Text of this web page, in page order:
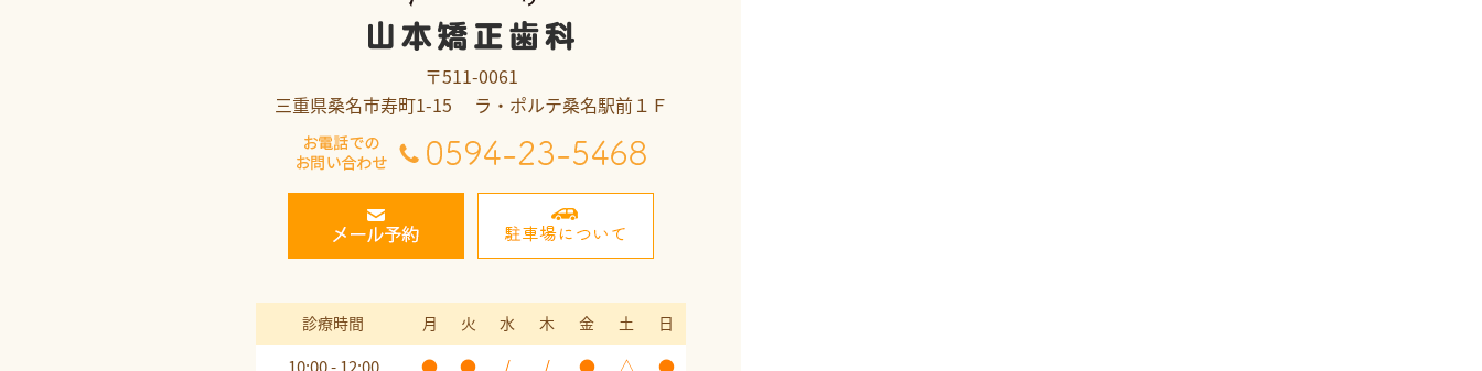
〒511-0061
三重県桑名市寿町1-15 ラ・ポルテ桑名駅前１Ｆ
診療時間 月 火 水 木 金 土 日